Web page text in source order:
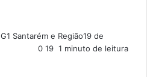
G1 Santarém e Região19 de
0 19 1 minuto de leitura